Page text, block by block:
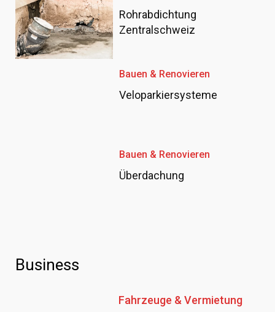
Rohrabdichtung
Zentralschweiz
Bauen & Renovieren
Veloparkiersysteme
Bauen & Renovieren
Überdachung
Business
Fahrzeuge & Vermietung